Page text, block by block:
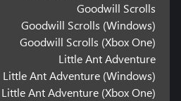
Goodwill Scrolls
Goodwill Scrolls (Windows)
Goodwill Scrolls (Xbox One)
Little Ant Adventure
Little Ant Adventure (Windows)
Little Ant Adventure (Xbox One)